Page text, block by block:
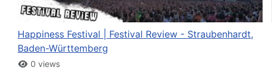
Happiness Festival | Festival Review - Straubenhardt,
Baden-Württemberg
0 views